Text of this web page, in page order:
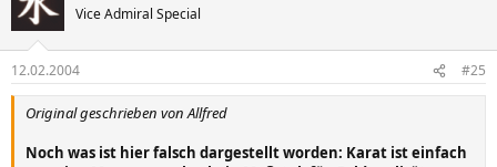
Vice Admiral Special
12.02.2004 #25
Original geschrieben von Allfred
Noch was ist hier falsch dargestellt worden: Karat ist einfach